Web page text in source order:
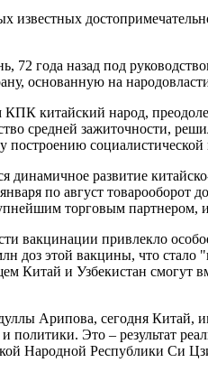
известных
72 года назад под
основанную на
КПК китайский народ,
средней зажиточности,
построению
динамичное развитие
по август товарооборот
торговым партнером,
вакцинации привлекло
доз этой вакцины, что
Китай и Узбекистан смогут
Арипова, сегодня
политики. Это – результат
Народной Республики Си